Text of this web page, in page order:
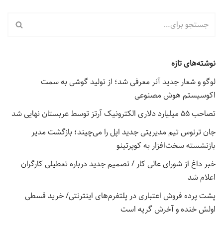
نوشته‌های تازه
لوگو و شعار جدید آنر معرفی شد؛ از تولید گوشی به سمت
اکوسیستم هوش مصنوعی
تصاحب ۵۵ میلیارد دلاری الکترونیک آرتز توسط عربستان نهایی شد
جان ترنوس تیم مدیریتی جدید اپل را می‌چیند؛ بازگشت مدیر
بازنشسته سخت‌افزار به کوپرتینو
خبر داغ از شورای عالی کار / تصمیم جدید درباره تعطیلی کارگران
اعلام شد
پشت پرده فروش اعتباری در پلتفرم‌های اینترنتی/ خرید قسطی
اولش خنده و آخرش گریه است